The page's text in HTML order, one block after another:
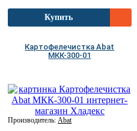
Купить
Картофелечистка Abat
МКК-300-01
Производитель:Abat